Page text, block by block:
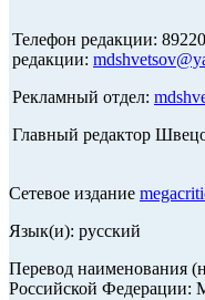
Телефон редакции:
редакции:
Рекламный отдел:
Главный редактор
Сетевое издание
Язык(и): русский
Перевод наименования
Российской Федерации: